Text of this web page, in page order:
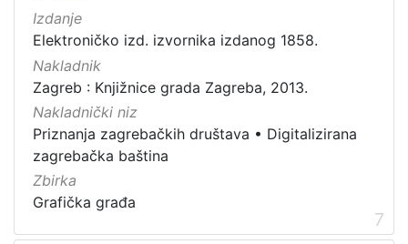
Izdanje
Elektroničko izd. izvornika izdanog 1858.
Nakladnik
Zagreb : Knjižnice grada Zagreba, 2013.
Nakladnički niz
Priznanja zagrebačkih društava • Digitalizirana
zagrebačka baština
Zbirka
Grafička građa
7